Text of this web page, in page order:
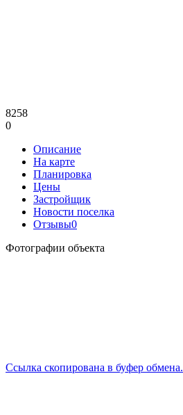
8258
0
Описание
На карте
Планировка
Цены
Застройщик
Новости поселка
Отзывы0
Фотографии объекта
Ссылка скопирована в буфер обмена.